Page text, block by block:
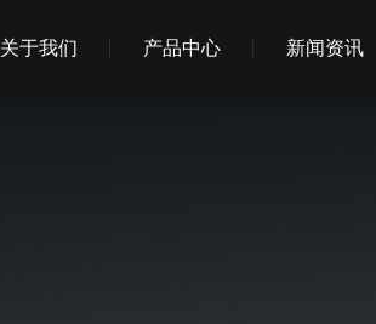
关于我们 产品中心 新闻资讯